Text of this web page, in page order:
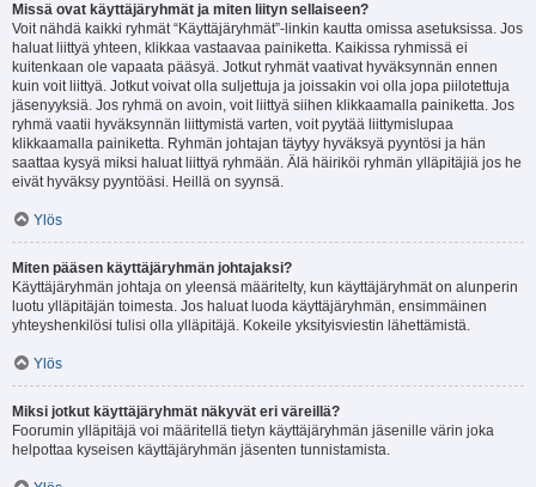
Missä ovat käyttäjäryhmät ja miten liityn sellaiseen?
Voit nähdä kaikki ryhmät “Käyttäjäryhmät”-linkin kautta omissa asetuksissa. Jos
haluat liittyä yhteen, klikkaa vastaavaa painiketta. Kaikissa ryhmissä ei
kuitenkaan ole vapaata pääsyä. Jotkut ryhmät vaativat hyväksynnän ennen
kuin voit liittyä. Jotkut voivat olla suljettuja ja joissakin voi olla jopa piilotettuja
jäsenyyksiä. Jos ryhmä on avoin, voit liittyä siihen klikkaamalla painiketta. Jos
ryhmä vaatii hyväksynnän liittymistä varten, voit pyytää liittymislupaa
klikkaamalla painiketta. Ryhmän johtajan täytyy hyväksyä pyyntösi ja hän
saattaa kysyä miksi haluat liittyä ryhmään. Älä häiriköi ryhmän ylläpitäjiä jos he
eivät hyväksy pyyntöäsi. Heillä on syynsä.
Ylös
Miten pääsen käyttäjäryhmän johtajaksi?
Käyttäjäryhmän johtaja on yleensä määritelty, kun käyttäjäryhmät on alunperin
luotu ylläpitäjän toimesta. Jos haluat luoda käyttäjäryhmän, ensimmäinen
yhteyshenkilösi tulisi olla ylläpitäjä. Kokeile yksityisviestin lähettämistä.
Ylös
Miksi jotkut käyttäjäryhmät näkyvät eri väreillä?
Foorumin ylläpitäjä voi määritellä tietyn käyttäjäryhmän jäsenille värin joka
helpottaa kyseisen käyttäjäryhmän jäsenten tunnistamista.